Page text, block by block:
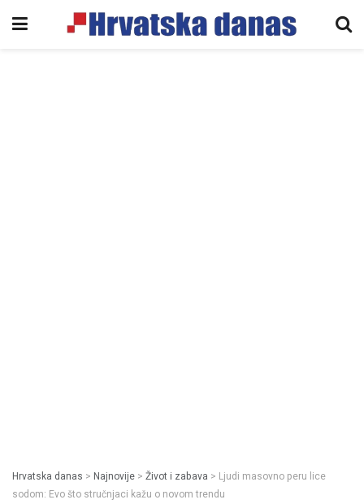
Hrvatska danas > Najnovije > Život i zabava > Ljudi masovno peru lice
sodom: Evo što stručnjaci kažu o novom trendu